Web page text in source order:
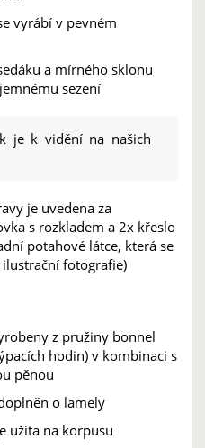
vyrábí v pevném
a mírného sklonu
sezení
je k vidění na našich
je uvedena za
s rozkladem a 2x křeslo
potahové látce, která se
fotografie)
z pružiny bonnel
hodin) v kombinaci s
pěnou
o lamely
užita na korpusu